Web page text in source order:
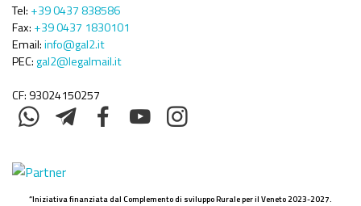
Tel: +39 0437 838586
Fax: +39 0437 1830101
Email:info@gal2.it
PEC:gal2@legalmail.it
CF: 93024150257
“Iniziativa finanziata dal Complemento di sviluppo Rurale per il Veneto 2023-2027.